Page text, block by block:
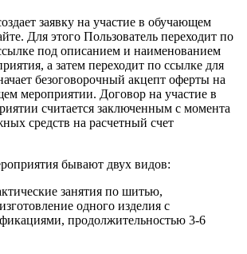
заявку на участие в обучающем
Для этого Пользователь переходит по
под описанием и наименованием
а затем переходит по ссылке для
безоговорочный акцепт оферты на
мероприятии. Договор на участие в
считается заключенным с момента
средств на расчетный счет
бывают двух видов:
занятия по шитью,
одного изделия с
продолжительностью 3-6